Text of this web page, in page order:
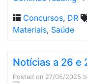
Concursos, DR
Materiais, Saúde
Notícias a 26 e
Posted on 27/05/2025